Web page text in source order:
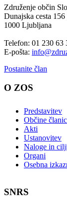
Združenje občin
Dunajska cesta 156
1000 Ljubljana
Telefon: 01 230 63
E-pošta:
Postanite član
O ZOS
Predstavitev
Občine
Akti
Ustanovitev
Naloge in cilji
Organi
Osebna
SNRS